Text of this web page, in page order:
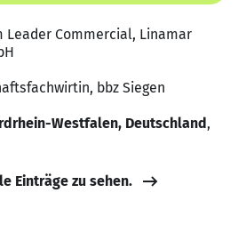
Leader Commercial, Linamar
bbz Siegen
Westfalen, Deutschland,
Einträge zu sehen.